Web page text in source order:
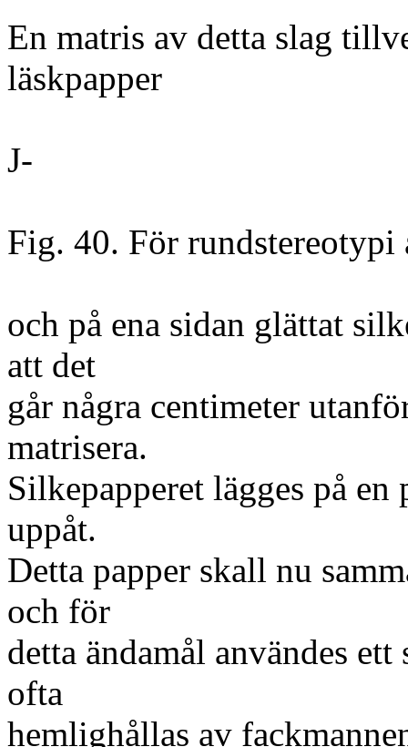
En matris av detta slag
läskpapper
J-
Fig. 40. För rundstereotypi
och på ena sidan glättat
att det
går några centimeter
matrisera.
Silkepapperet lägges på
uppåt.
Detta papper skall nu
och för
detta ändamål användes
ofta
hemlighållas av